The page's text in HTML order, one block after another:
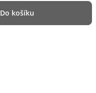
Do košíku